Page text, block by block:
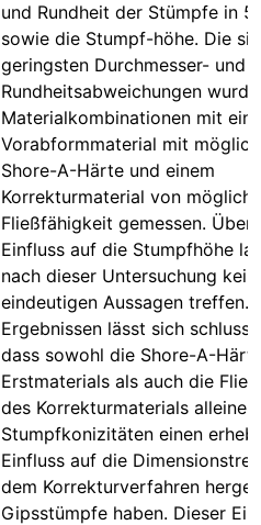
und Rundheit der Stümpfe in 5
sowie die Stumpf-höhe. Die
geringsten Durchmesser- und
Rundheitsabweichungen
Materialkombinationen mit
Vorabformmaterial mit
Shore-A-Härte und einem
Korrekturmaterial von
Fließfähigkeit gemessen. Über
Einfluss auf die Stumpfhöhe
nach dieser Untersuchung
eindeutigen Aussagen
Ergebnissen lässt sich
dass sowohl die Shore-A-
Erstmaterials als auch die
des Korrekturmaterials alleine
Stumpfkonizitäten einen
Einfluss auf die
dem Korrekturverfahren
Gipsstümpfe haben. Dieser